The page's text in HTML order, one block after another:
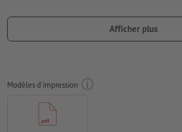
de fond perdu, placer les
importantes à une distance de min. 10
doivent être vectorisés
Mode couleur :
Nous ne vérifions pas les
Afficher plus
Modèles d'impression